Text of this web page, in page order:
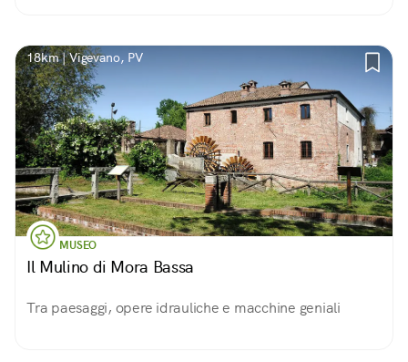
18km | Vigevano, PV
MUSEO
Il Mulino di Mora Bassa
Tra paesaggi, opere idrauliche e macchine geniali